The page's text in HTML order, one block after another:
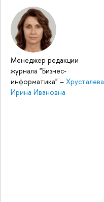
Менеджер редакции
журнала "Бизнес-
информатика" – Хрусталева
Ирина Ивановна